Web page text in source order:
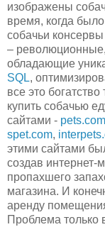
изображены
время, когда
собачьи
–
обладающие
SQL,
все это
купить собачью
сайтами - pets.com
spet.com,
этими сайтами
создав интернет-
пропахшего
магазина. И
аренду
Проблема только